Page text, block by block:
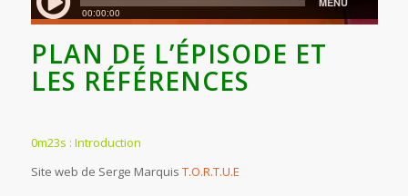
PLAN DE L’ÉPISODE ET
LES RÉFÉRENCES
0m23s : Introduction
Site web de Serge Marquis T.O.R.T.U.E